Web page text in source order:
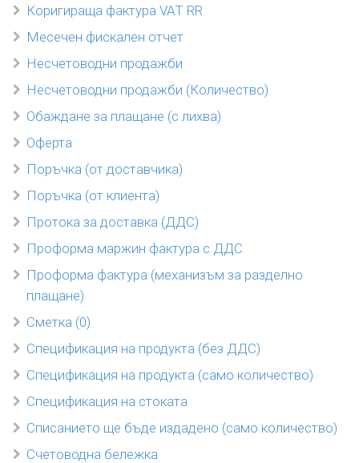
Коригираща фактура VAT RR
Месечен фискален отчет
Несчетоводни продажби
Несчетоводни продажби (Количество)
Обаждане за плащане (с лихва)
Оферта
Поръчка (от доставчика)
Поръчка (от клиента)
Протока за доставка (ДДС)
Проформа маржин фактура с ДДС
Проформа фактура (механизъм за разделно
плащане)
Сметка (0)
Спецификация на продукта (без ДДС)
Спецификация на продукта (само количество)
Спецификация на стоката
Списанието ще бъде издадено (само количество)
Счетоводна бележка